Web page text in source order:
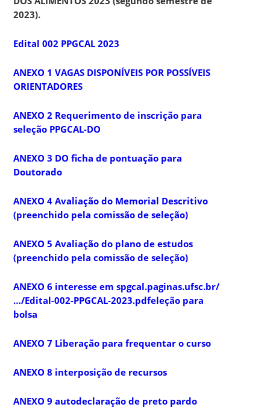
2023).
Edital 002 PPGCAL 2023
ANEXO 1 VAGAS DISPONÍVEIS POR POSSÍVEIS
ORIENTADORES
ANEXO 2 Requerimento de inscrição para
seleção PPGCAL-DO
ANEXO 3 DO ficha de pontuação para
Doutorado
ANEXO 4 Avaliação do Memorial Descritivo
(preenchido pela comissão de seleção)
ANEXO 5 Avaliação do plano de estudos
(preenchido pela comissão de seleção)
ANEXO 6 interesse em spgcal.paginas.ufsc.br/
…/Edital-002-PPGCAL-2023.pdfeleção para
bolsa
ANEXO 7 Liberação para frequentar o curso
ANEXO 8 interposição de recursos
ANEXO 9 autodeclaração de preto pardo